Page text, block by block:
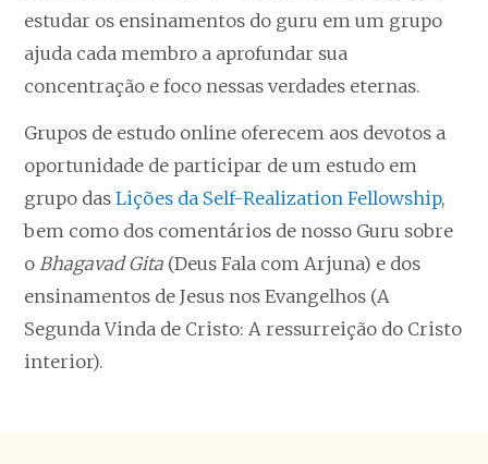
estudar os ensinamentos do guru em um grupo
ajuda cada membro a aprofundar sua
concentração e foco nessas verdades eternas.
Grupos de estudo online oferecem aos devotos a
oportunidade de participar de um estudo em
grupo dasLições da Self-Realization Fellowship,
bem como dos comentários de nosso Guru sobre
o Bhagavad Gita (Deus Fala com Arjuna) e dos
ensinamentos de Jesus nos Evangelhos (A
Segunda Vinda de Cristo: A ressurreição do Cristo
interior).